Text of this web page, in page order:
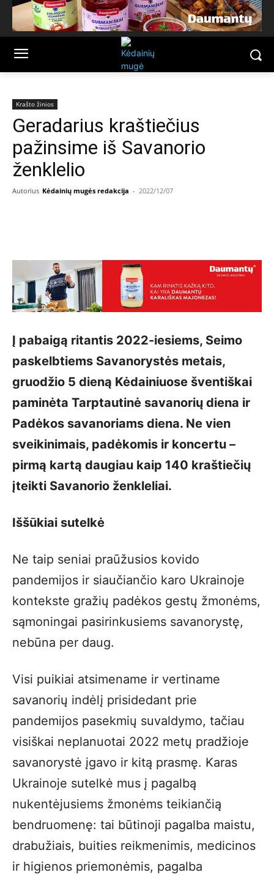
Krašto žinios
Geradarius kraštiečius
pažinsime iš Savanorio
ženklelio
Autorius Kėdainių mugės redakcija - 2022/12/07
Į pabaigą ritantis 2022-iesiems, Seimo
paskelbtiems Savanorystės metais,
gruodžio 5 dieną Kėdainiuose šventiškai
paminėta Tarptautinė savanorių diena ir
Padėkos savanoriams diena. Ne vien
sveikinimais, padėkomis ir koncertu –
pirmą kartą daugiau kaip 140 kraštiečių
įteikti Savanorio ženkleliai.
Iššūkiai sutelkė
Ne taip seniai praūžusios kovido
pandemijos ir siaučiančio karo Ukrainoje
kontekste gražių padėkos gestų žmonėms,
sąmoningai pasirinkusiems savanorystę,
nebūna per daug.
Visi puikiai atsimename ir vertiname
savanorių indėlį prisidedant prie
pandemijos pasekmių suvaldymo, tačiau
visiškai neplanuotai 2022 metų pradžioje
savanorystė įgavo ir kitą prasmę. Karas
Ukrainoje sutelkė mus į pagalbą
nukentėjusiems žmonėms teikiančią
bendruomenę: tai būtinoji pagalba maistu,
drabužiais, buities reikmenimis, medicinos
ir higienos priemonėmis, pagalba